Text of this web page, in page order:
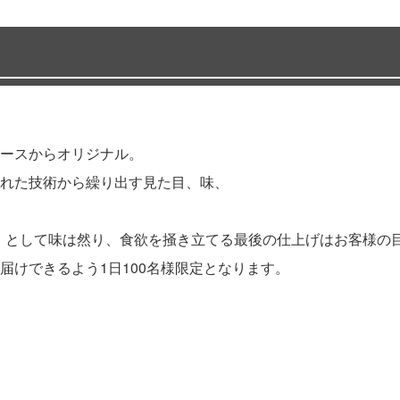
スからオリジナル。
技術から繰り出す見た目、味、
して味は然り、食欲を掻き立てる最後の仕上げはお客様の
できるよう1日100名様限定となります。